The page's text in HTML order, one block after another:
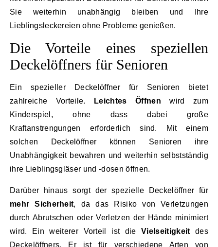
Sie weiterhin unabhängig bleiben und Ihre
Lieblingsleckereien ohne Probleme genießen.
Die Vorteile eines speziellen
Deckelöffners für Senioren
Ein spezieller Deckelöffner für Senioren bietet
zahlreiche Vorteile.
Leichtes Öffnen wird zum
Kinderspiel, ohne dass dabei große
Kraftanstrengungen erforderlich sind. Mit einem
solchen Deckelöffner können Senioren ihre
Unabhängigkeit bewahren und weiterhin selbstständig
ihre Lieblingsgläser und -dosen öffnen.
Darüber hinaus sorgt der spezielle Deckelöffner für
mehr Sicherheit, da das Risiko von Verletzungen
durch Abrutschen oder Verletzen der Hände minimiert
wird. Ein weiterer Vorteil ist dieVielseitigkeit des
Deckelöffners. Er ist für verschiedene Arten von